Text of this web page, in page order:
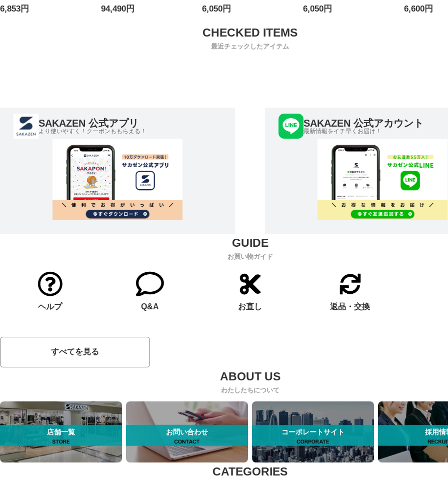
しい 春 夏 大きいサイズ メン
ズ ビジネス
6,853円
ンレザー 二つ折り ウォレット
MIU5ML0502A44
94,490円
ズ フロント刺繍×バックプリ
ント クルーネック カットソー
カジュアル プリントシャツ ク
ルー コットン
6,050円
ズ ワンポイント刺繍×バック
サークルプリント クルーネッ
6,050円
ズ オールド
ゴ ロングス
6,600円
最近チェックしたアイテム
SAKAZEN 公式アプリ
より使いやすく！クーポンももらえる！
SAKAZEN 公式アカウント
最新情報をイチ早くお届け！
お買い物ガイド
ヘルプ Q&A お直し 返品・交換
すべてを見る
わたしたちについて
店舗一覧 お問い合わせ コーポレートサイト 採用情